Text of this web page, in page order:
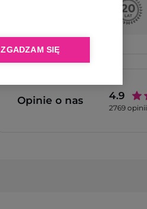
ZGADZAM SIĘ
Opinie o nas 4.9
2769opinii